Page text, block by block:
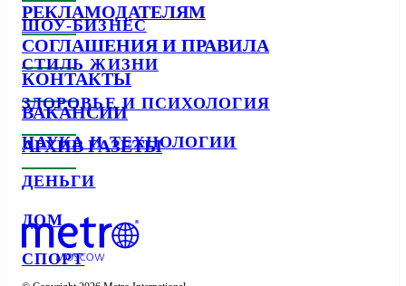
ШОУ-БИЗНЕС
СТИЛЬ ЖИЗНИ
ЗДОРОВЬЕ И ПСИХОЛОГИЯ
НАУКА И ТЕХНОЛОГИИ
ДЕНЬГИ
ДОМ
СПОРТ
РЕКЛАМОДАТЕЛЯМ
СОГЛАШЕНИЯ И ПРАВИЛА
КОНТАКТЫ
ВАКАНСИИ
АРХИВ ГАЗЕТЫ